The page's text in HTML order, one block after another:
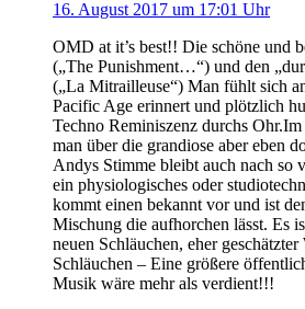
16. August 2017 um 17:01 Uhr
OMD at it’s best!! Die schöne und
(„The Punishment…“) und den
(„La Mitrailleuse“) Man fühlt sich
Pacific Age erinnert und plötzlich
Techno Reminiszenz durchs
man über die grandiose aber eben
Andys Stimme bleibt auch nach so
ein physiologisches oder
kommt einen bekannt vor und ist
Mischung die aufhorchen lässt. Es
neuen Schläuchen, eher
Schläuchen – Eine größere
Musik wäre mehr als verdient!!!